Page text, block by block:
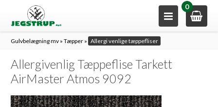
0
Gulvbelægning mv »Tæpper » Allergi venlige tæppefliser
Allergivenlig Tæppeflise Tarkett
AirMaster Atmos 9092